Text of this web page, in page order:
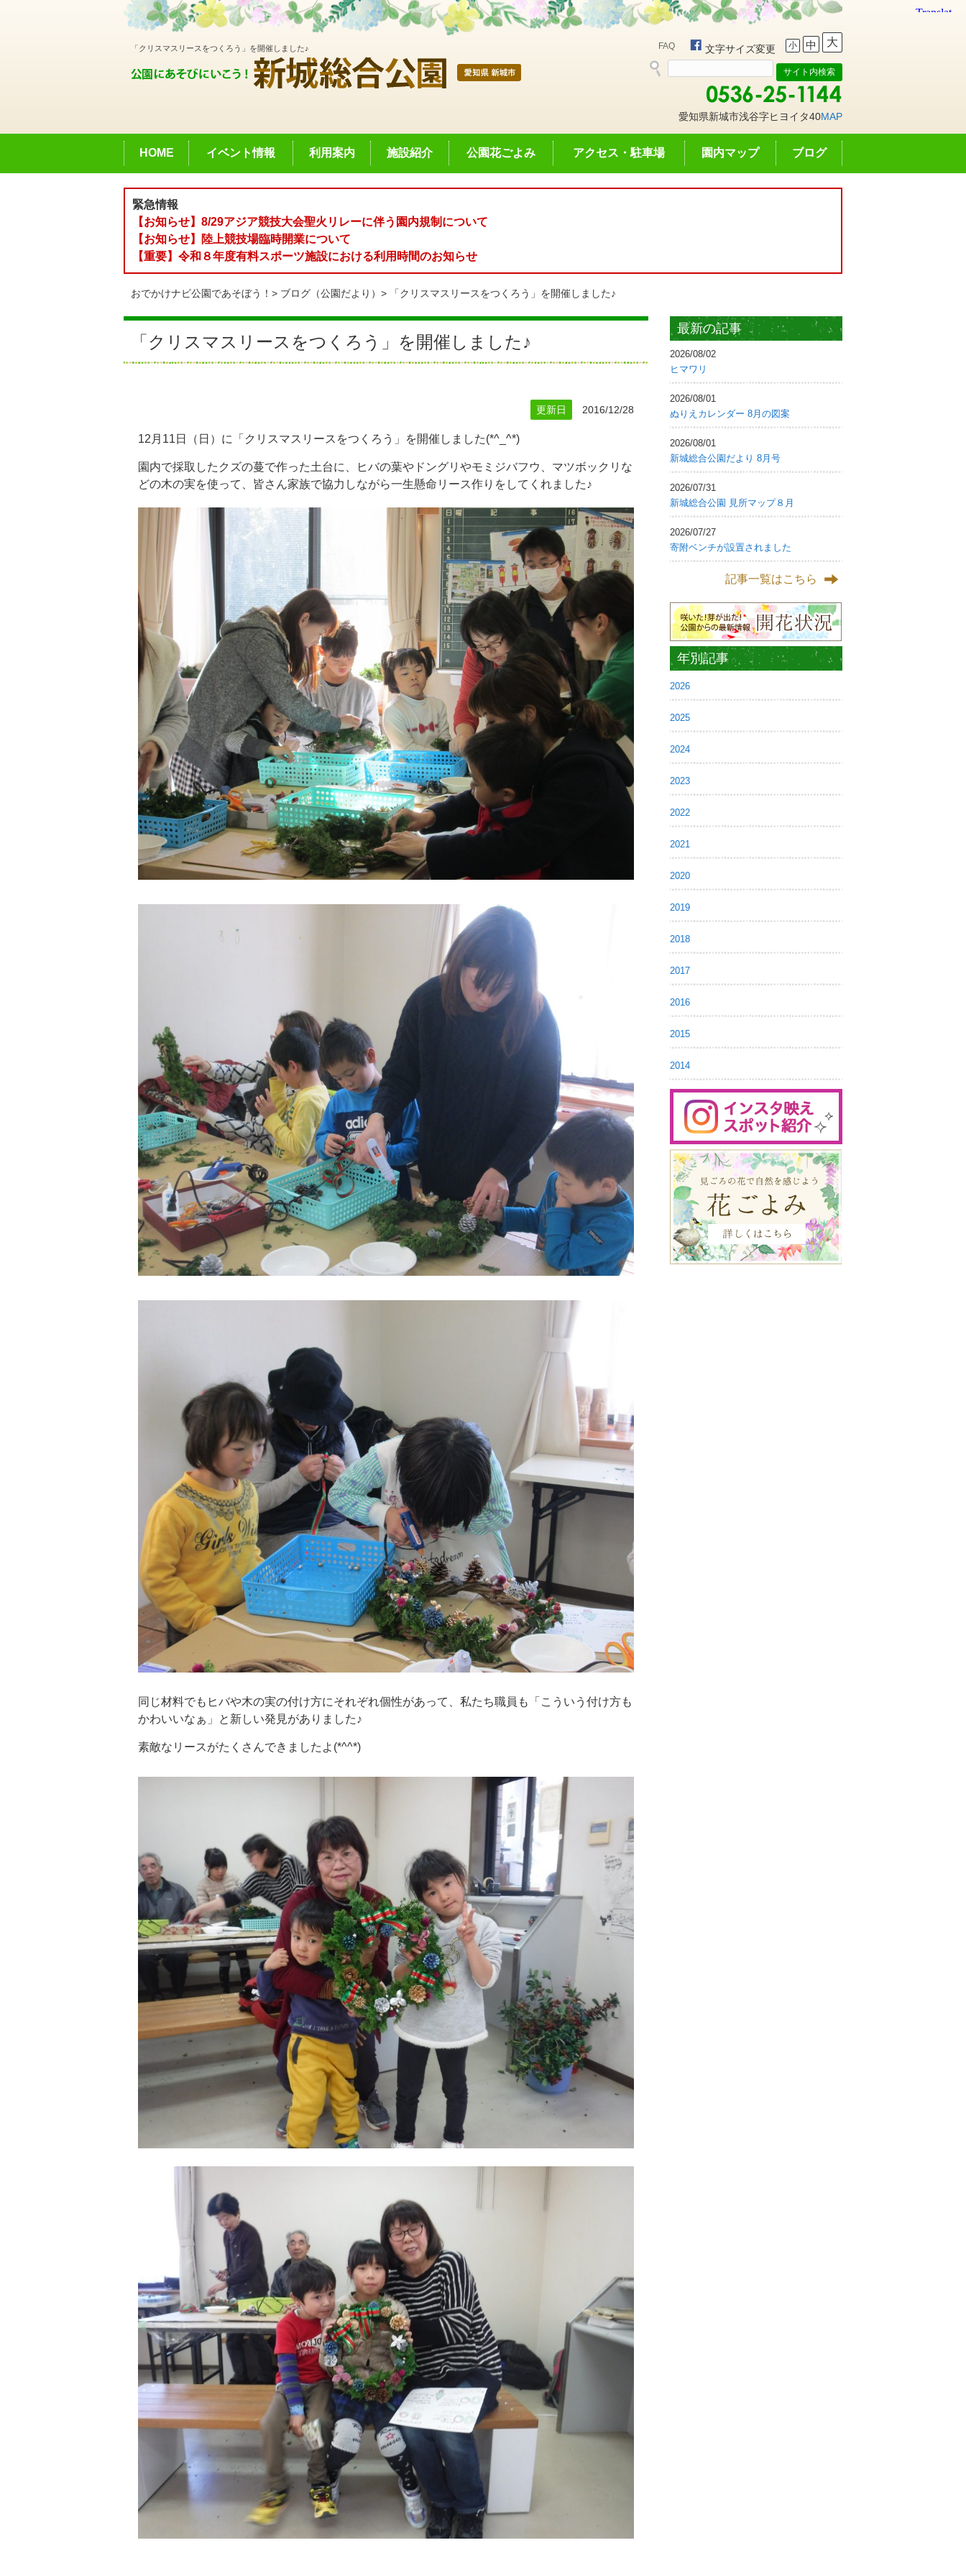
「クリスマスリースをつくろう」を開催しました♪ FAQ 文字サイズ変更 小 中 大
愛知県新城市浅谷字ヒヨイタ40MAP
HOME イベント情報 利用案内 施設紹介 公園花ごよみ アクセス・駐車場 園内マップ ブログ
緊急情報
【お知らせ】8/29アジア競技大会聖火リレーに伴う園内規制について
【お知らせ】陸上競技場臨時開業について
【重要】令和８年度有料スポーツ施設における利用時間のお知らせ
おでかけナビ公園であそぼう！ ブログ（公園だより） 「クリスマスリースをつくろう」を開催しました♪
「クリスマスリースをつくろう」を開催しました♪
更新日 2016/12/28
12月11日（日）に「クリスマスリースをつくろう」を開催しました(*^_^*)
園内で採取したクズの蔓で作った土台に、ヒバの葉やドングリやモミジバフウ、マツボックリな
どの木の実を使って、皆さん家族で協力しながら一生懸命リース作りをしてくれました♪
同じ材料でもヒバや木の実の付け方にそれぞれ個性があって、私たち職員も「こういう付け方も
かわいいなぁ」と新しい発見がありました♪
素敵なリースがたくさんできましたよ(*^^*)
最新の記事
2026/08/02
ヒマワリ
2026/08/01
ぬりえカレンダー 8月の図案
2026/08/01
新城総合公園だより 8月号
2026/07/31
新城総合公園 見所マップ８月
2026/07/27
寄附ベンチが設置されました
記事一覧はこちら
年別記事
2026
2025
2024
2023
2022
2021
2020
2019
2018
2017
2016
2015
2014